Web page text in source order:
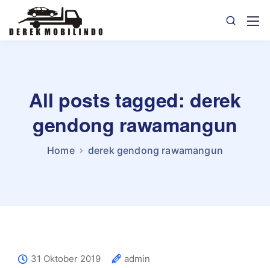
All posts tagged: derek
gendong rawamangun
Home derek gendong rawamangun
31 Oktober 2019
admin